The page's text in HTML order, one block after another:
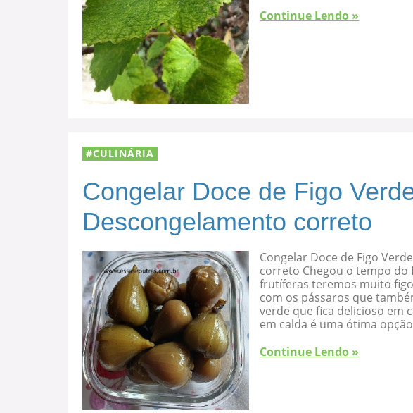
Continue Lendo »
CULINÁRIA
Congelar Doce de Figo
Descongelamento correto
Congelar Doce de Figo
correto Chegou o tempo
frutíferas teremos muito
com os pássaros que
verde que fica delicioso em
em calda é uma ótima
Continue Lendo »